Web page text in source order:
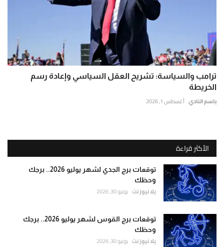
ترامب والسياسة: تشريح العقل السياسي وإعادة رسم
الخريطة
باسم النادي أغسطس 1, 2026
الأكثر قراءة
توقعات برج الجدي لشهر يوليو 2026.. برجك
وحظك
يلا نيوز نت يونيو 30, 2026
توقعات برج القوس لشهر يوليو 2026.. برجك
وحظك
يلا نيوز نت يونيو 30, 2026